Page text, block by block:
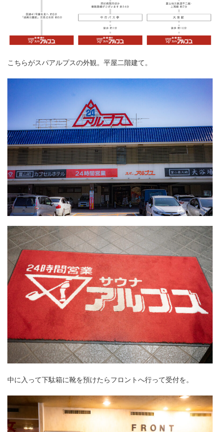
こちらがスパアルプスの外観。平屋二階建て。
中に入って下駄箱に靴を預けたらフロントへ行って受付を。